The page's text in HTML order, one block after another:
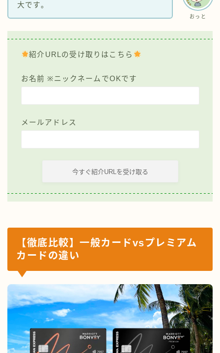
おっと
大です。
紹介URLの受け取りはこちら
お名前 ※ニックネームでOKです
メールアドレス
【徹底比較】一般カードvsプレミアム
カードの違い